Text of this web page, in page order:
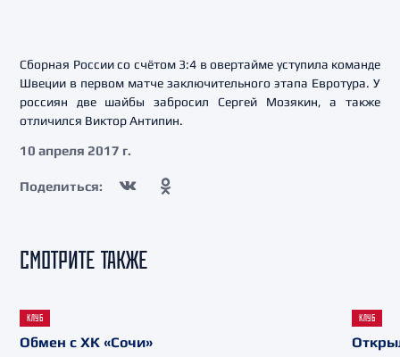
Сборная России со счётом 3:4 в овертайме уступила команде
Швеции в первом матче заключительного этапа Евротура. У
россиян две шайбы забросил Сергей Мозякин, а также
отличился Виктор Антипин.
10 апреля 2017 г.
Поделиться:
СМОТРИТЕ ТАКЖЕ
КЛУБ
Обмен с ХК «Сочи»
КЛУБ